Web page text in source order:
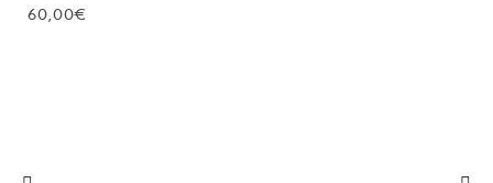
60,00€